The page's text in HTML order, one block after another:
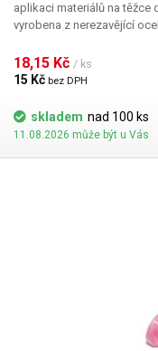
aplikaci materiálů na těžce
vyrobena z nerezavějící
vybavena zámkovým
uchycení k dávkovacímu
18,15 Kč / ks
15 Kč bez DPH
skladem nad 100 ks
11.08.2026 může být u Vás